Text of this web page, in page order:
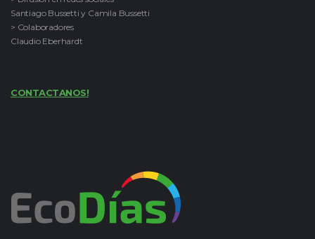
Santiago Bussetti y Camila Bussetti
> Colaboradores
Claudio Eberhardt
CONTACTANOS!